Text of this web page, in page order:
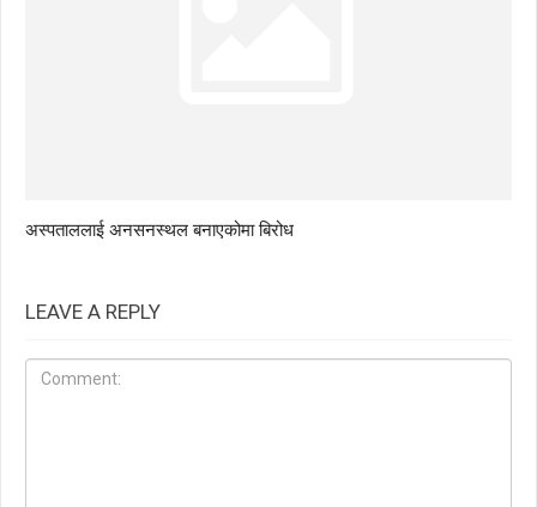
अस्पताललाई अनसनस्थल बनाएकोमा बिरोध
LEAVE A REPLY